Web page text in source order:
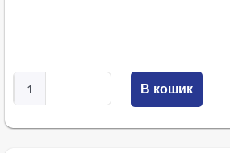
В кошик